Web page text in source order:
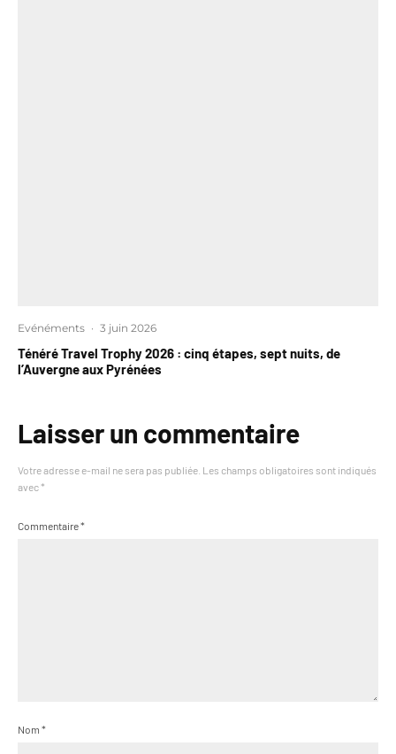
Evénéments · 3 juin 2026
Ténéré Travel Trophy 2026 : cinq étapes, sept nuits, de
l’Auvergne aux Pyrénées
Laisser un commentaire
Votre adresse e-mail ne sera pas publiée. Les champs obligatoires sont indiqués
avec *
Commentaire*
Nom *